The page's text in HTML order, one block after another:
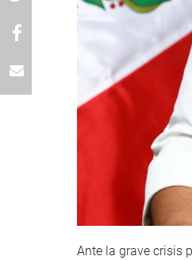
Ante la grave crisis